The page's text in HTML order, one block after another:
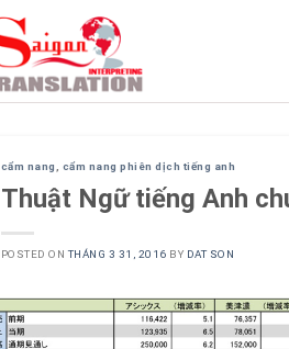
cẩm nang cẩm nang phiên dịch tiếng anh
Thuật Ngữ tiếng Anh
POSTED ONTHÁNG 3 31, 2016 BY DAT SON